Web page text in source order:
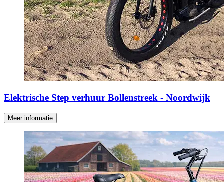
Elektrische Step verhuur Bollenstreek - Noordwijk
Meer informatie